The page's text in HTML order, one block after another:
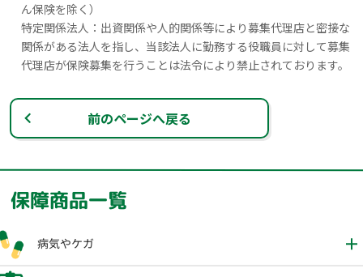
ん保険を除く）
特定関係法人：出資関係や人的関係等により募集代理店と密接な
関係がある法人を指し、当該法人に勤務する役職員に対して募集
代理店が保険募集を行うことは法令により禁止されております。
前のページへ戻る
保障商品一覧
病気やケガ